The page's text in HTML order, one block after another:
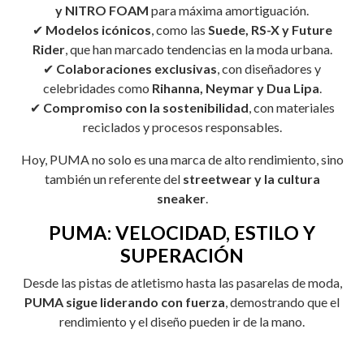
y NITRO FOAM para máxima amortiguación.
✔ Modelos icónicos, como las Suede, RS-X y Future
Rider, que han marcado tendencias en la moda urbana.
✔ Colaboraciones exclusivas, con diseñadores y
celebridades como Rihanna, Neymar y Dua Lipa.
✔ Compromiso con la sostenibilidad, con materiales
reciclados y procesos responsables.
Hoy, PUMA no solo es una marca de alto rendimiento, sino
también un referente del streetwear y la cultura
sneaker.
PUMA: VELOCIDAD, ESTILO Y
SUPERACIÓN
Desde las pistas de atletismo hasta las pasarelas de moda,
PUMA sigue liderando con fuerza, demostrando que el
rendimiento y el diseño pueden ir de la mano.